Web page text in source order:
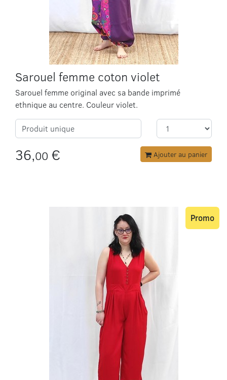
Sarouel femme coton violet
Sarouel femme original avec sa bande imprimé
ethnique au centre. Couleur violet.
Produit unique
36,00 € Ajouter au panier
Promo